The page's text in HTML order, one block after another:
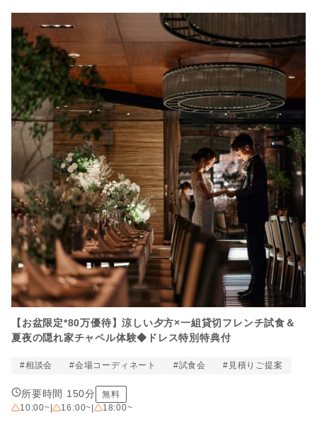
【お盆限定*80万優待】涼しい夕方×一組貸切フレンチ試食＆
夏夜の隠れ家チャペル体験◆ドレス特別特典付
#相談会 #会場コーディネート #試食会 #見積りご提案
所要時間 150分
無料
10:00~| 16:00~| 18:00~